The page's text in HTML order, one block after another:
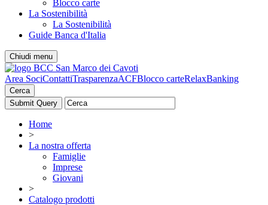
Blocco carte
La Sostenibilità
La Sostenibilità
Guide Banca d'Italia
Chiudi menu
Area SociContattiTrasparenzaACFBlocco carteRelaxBanking
Cerca
Home
>
La nostra offerta
Famiglie
Imprese
Giovani
>
Catalogo prodotti